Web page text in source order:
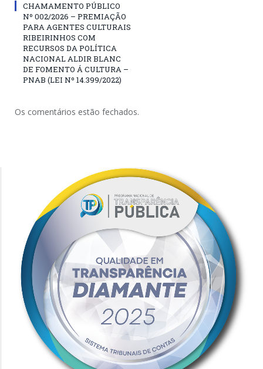
CHAMAMENTO PÚBLICO
Nº 002/2026 – PREMIAÇÃO
PARA AGENTES CULTURAIS
RIBEIRINHOS COM
RECURSOS DA POLÍTICA
NACIONAL ALDIR BLANC
DE FOMENTO Á CULTURA –
PNAB (LEI Nº 14.399/2022)
Os comentários estão fechados.